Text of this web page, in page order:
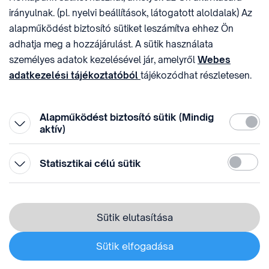
sztnh@hipo.gov.hu 15311746-2-42
CÍM
1081 Budapest II. János
Pál pápa tér 7.
HIVATAL RÖVID NEVE
SZTNHOPS, KRID:
174434905
KÖZÖSSÉGI MÉDIA
⁣ ⁣
Webes adatkezelési tájékoztató
Süti beállítás módosítása
irányulnak. (pl. nyelvi beállítások, látogatott aloldalak) Az
alapműködést biztosító sütiket leszámítva ehhez Ön
adhatja meg a hozzájárulást. A sütik használata
személyes adatok kezelésével jár, amelyről Webes
adatkezelési tájékoztatóból tájékozódhat részletesen.
Alapműködést biztosító sütik (Mindig
aktív)
Statisztikai célú sütik
Sütik elutasítása
Sütik elfogadása